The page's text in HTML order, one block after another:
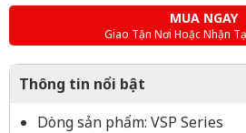
MUA NGAY
Giao Tận Nơi Hoặc Nhận
Thông tin nổi bật
Dòng sản phẩm: VSP Series